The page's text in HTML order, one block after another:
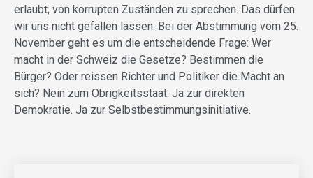
erlaubt, von korrupten Zuständen zu sprechen. Das dürfen
wir uns nicht gefallen lassen. Bei der Abstimmung vom 25.
November geht es um die entscheidende Frage: Wer
macht in der Schweiz die Gesetze? Bestimmen die
Bürger? Oder reissen Richter und Politiker die Macht an
sich? Nein zum Obrigkeitsstaat. Ja zur direkten
Demokratie. Ja zur Selbstbestimmungsinitiative.